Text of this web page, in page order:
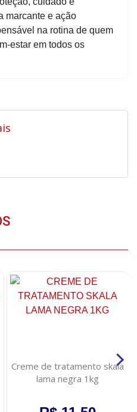
marcante e ação
na rotina de quem
estar em todos os
Creme de tratamento skala
lama negra 1kg